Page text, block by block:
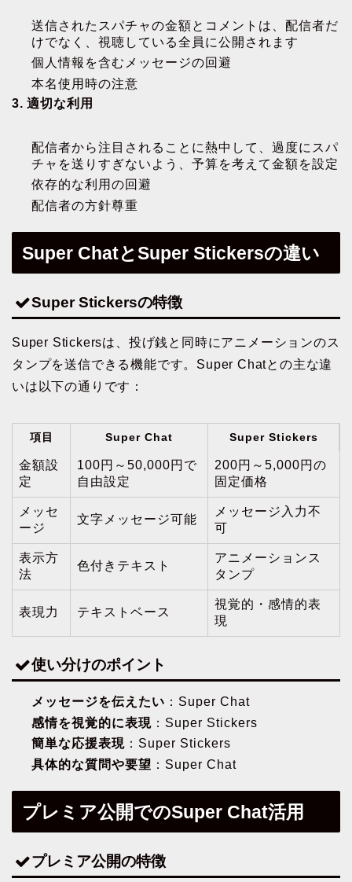
送信されたスパチャの金額とコメントは、配信者だ
けでなく、視聴している全員に公開されます
個人情報を含むメッセージの回避
本名使用時の注意
3. 適切な利用
配信者から注目されることに熱中して、過度にスパ
チャを送りすぎないよう、予算を考えて金額を設定
依存的な利用の回避
配信者の方針尊重
Super ChatとSuper Stickersの違い
Super Stickersの特徴
Super Stickersは、投げ銭と同時にアニメーションのス
タンプを送信できる機能です。Super Chatとの主な違
いは以下の通りです：
項目 Super Chat Super Stickers
金額設
定
100円～50,000円で
自由設定
200円～5,000円の
固定価格
メッセ
ージ
文字メッセージ可能
メッセージ入力不
可
表示方
法
色付きテキスト
アニメーションス
タンプ
表現力 テキストベース
視覚的・感情的表
現
使い分けのポイント
メッセージを伝えたい ：Super Chat
感情を視覚的に表現 ：Super Stickers
簡単な応援表現 ：Super Stickers
具体的な質問や要望 ：Super Chat
プレミア公開でのSuper Chat活用
プレミア公開の特徴